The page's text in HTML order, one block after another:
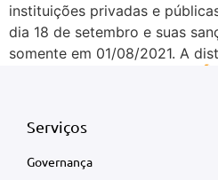
instituições privadas e
dia 18 de setembro e suas
somente em 01/08/2021. A
Serviços
Governança